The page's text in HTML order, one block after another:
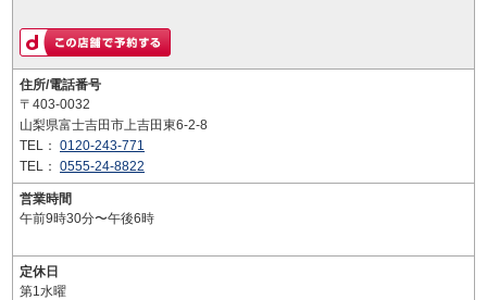
住所/電話番号
〒403-0032
山梨県富士吉田市上吉田東6-2-8
TEL： 0120-243-771
TEL： 0555-24-8822
営業時間
午前9時30分〜午後6時
定休日
第1水曜